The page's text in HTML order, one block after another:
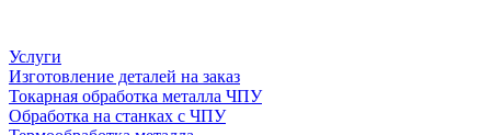
Услуги
Изготовление деталей на заказ
Токарная обработка металла ЧПУ
Обработка на станках с ЧПУ